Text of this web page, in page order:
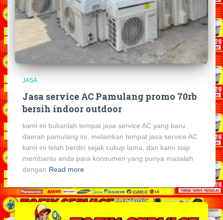
JASA
Jasa service AC Pamulang promo 70rb
bersih indoor outdoor
kami ini bukanlah tempat jasa service AC yang baru
daerah pamulang ini, melainkan tempat jasa service AC
kami ini telah berdiri sejak cukup lama, dan kami siap
membantu anda para konsumen yang punya masalah
dengan Read more